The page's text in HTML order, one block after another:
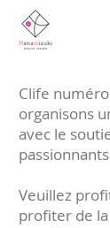
Clife
organisons
avec le
Veuillez
profiter de